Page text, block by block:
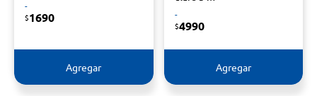
-
$1690
Agregar
-
$4990
Agregar